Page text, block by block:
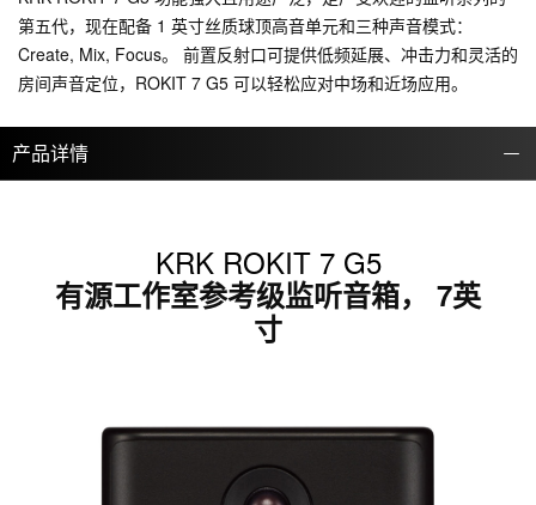
第五代，现在配备 1 英寸丝质球顶高音单元和三种声音模式：
Create, Mix, Focus。 前置反射口可提供低频延展、冲击力和灵活的
房间声音定位，ROKIT 7 G5 可以轻松应对中场和近场应用。
产品详情
KRK ROKIT 7 G5
有源工作室参考级监听音箱， 7英
寸